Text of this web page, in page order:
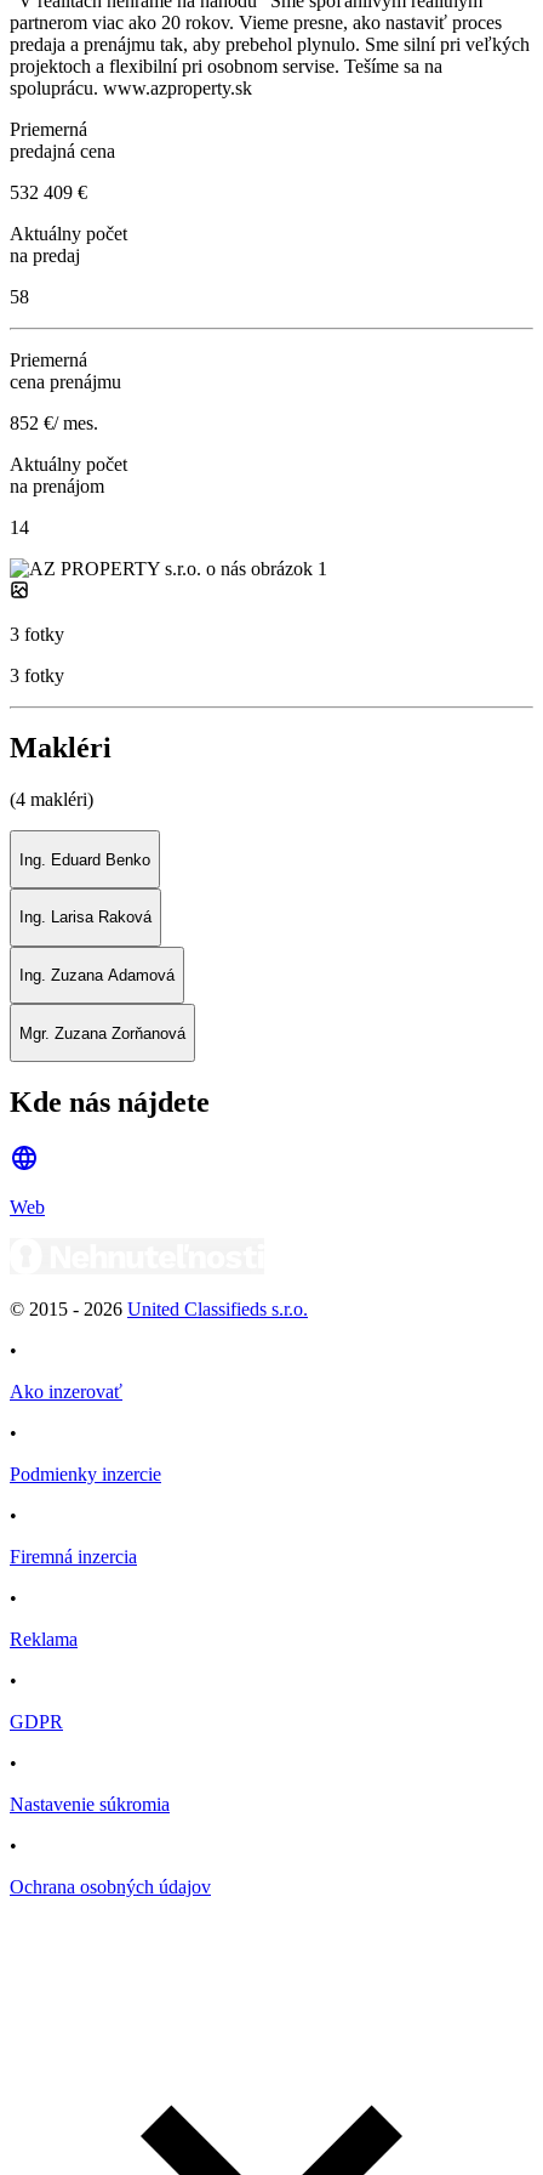
partnerom viac ako 20 rokov. Vieme presne, ako nastaviť proces
predaja a prenájmu tak, aby prebehol plynulo. Sme silní pri veľkých
projektoch a flexibilní pri osobnom servise. Tešíme sa na
spoluprácu. www.azproperty.sk
Priemerná
predajná cena
532 409 €
Aktuálny počet
na predaj
58
Priemerná
cena prenájmu
852 €/ mes.
Aktuálny počet
na prenájom
14
3 fotky
3 fotky
Makléri
(4 makléri)
Ing. Eduard Benko
Ing. Larisa Raková
Ing. Zuzana Adamová
Mgr. Zuzana Zorňanová
Kde nás nájdete
Web
© 2015 - 2026 United Classifieds s.r.o.
•
Ako inzerovať
•
Podmienky inzercie
•
Firemná inzercia
•
Reklama
•
GDPR
•
Nastavenie súkromia
•
Ochrana osobných údajov